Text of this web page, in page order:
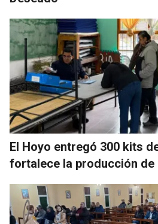
El Hoyo entregó 300 kits
fortalece la producción